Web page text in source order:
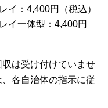
イ：4,400円（税込）
イ一体型：4,400円
は受け付けていませ
各自治体の指示に従